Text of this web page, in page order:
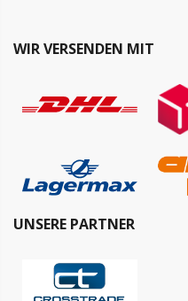
WIR VERSENDEN MIT
UNSERE PARTNER